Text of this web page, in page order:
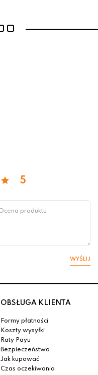
5
WYŚLIJ
OBSŁUGA KLIENTA
Formy płatności
Koszty wysyłki
Raty Payu
Bezpieczeństwo
Jak kupować
Czas oczekiwania